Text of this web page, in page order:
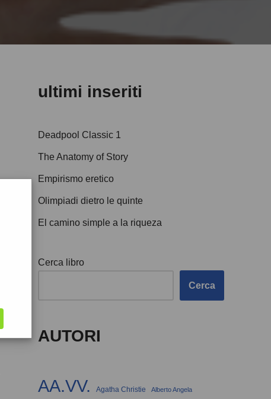
ultimi inseriti
Deadpool Classic 1
The Anatomy of Story
Empirismo eretico
Olimpiadi dietro le quinte
El camino simple a la riqueza
Cerca libro
Cerca
AUTORI
AA.VV. Agatha Christie Alberto Angela